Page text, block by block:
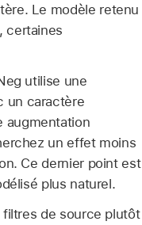
Le modèle retenu
certaines
utilise une
un caractère
augmentation
un effet moins
Ce dernier point est
plus naturel.
filtres de source plutôt